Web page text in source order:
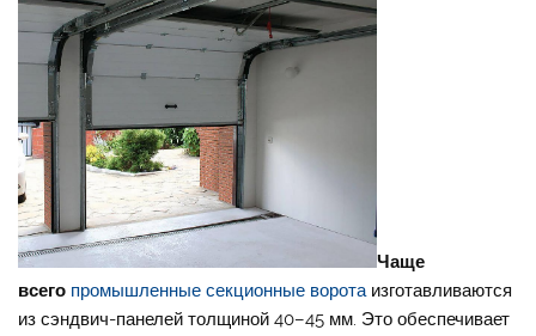
Чаще
всего промышленные секционные воротаизготавливаются
из сэндвич-панелей толщиной 40–45 мм. Это обеспечивает